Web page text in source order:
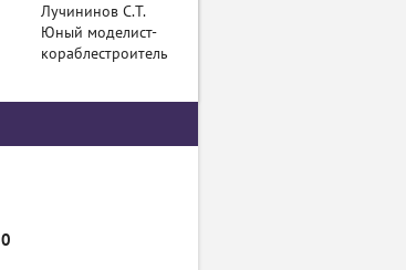
Лучининов С.Т.
Юный моделист-
кораблестроитель
0